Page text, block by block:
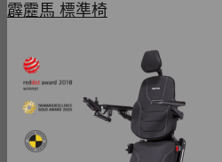
霹靂馬 標準椅